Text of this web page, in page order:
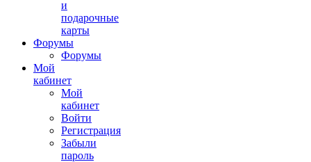
и
подарочные
карты
Форумы
Форумы
Мой
кабинет
Мой
кабинет
Войти
Регистрация
Забыли
пароль